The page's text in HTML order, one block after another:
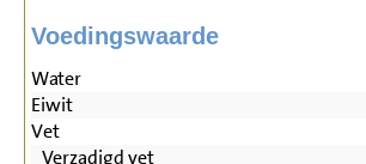
Voedingswaarde
Water
Eiwit
Vet
Verzadigd vet